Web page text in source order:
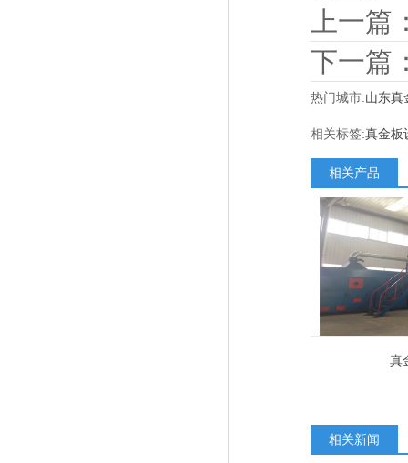
上一篇
下一篇
热门城市:山东真
相关标签:真金板
相关产品
真
相关新闻